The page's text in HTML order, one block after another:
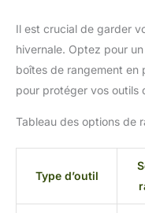
Il est crucial de garder
hivernale. Optez pour
boîtes de rangement en
pour protéger vos outils
Tableau des options de
Type d’outil